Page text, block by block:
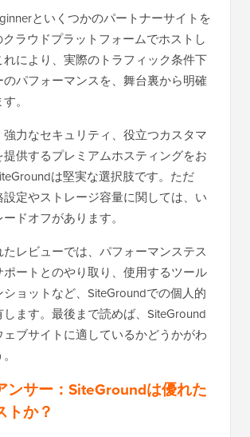
といくつかのパートナーサイトを
ラウドプラットフォームでホストし
により、実際のトラフィック条件下
のパフォーマンスを、舞台裏から明確
。
力なセキュリティ、役立つカスタマ
供するプレミアムホスティングをお
は堅実な選択肢です。ただ
設定やストレージ容量に関しては、い
ドオフがあります。
たレビューでは、パフォーマンステス
ポートとのやり取り、使用するツール
ョットなど、SiteGroundでの個人的
ます。最後まで読めば、SiteGround
ブサイトに適しているかどうかがわ
ンサー：SiteGroundは優れた
トか？